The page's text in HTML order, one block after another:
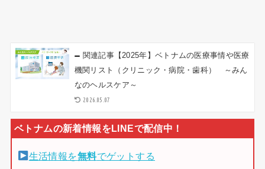
関連記事【2025年】ベトナムの医療事情や医療
機関リスト（クリニック・病院・歯科） ～みん
なのヘルスケア～
2026.05.07
生活情報を無料でゲットする